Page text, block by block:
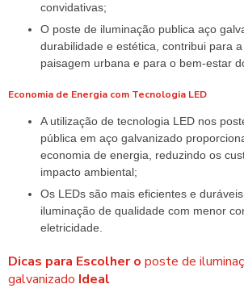
convidativas;
O poste de iluminação publica aço galvanizado, por sua
durabilidade e estética, contribui para
paisagem urbana e para o bem-estar
Economia de Energia com Tecnologia LED
A utilização de tecnologia LED nos postes de iluminação
pública em aço galvanizado
economia de energia, reduzindo os
impacto ambiental;
Os LEDs são mais eficientes e duráveis, promovendo uma
iluminação de qualidade com menor
eletricidade.
Dicas para Escolher o poste de
galvanizado Ideal